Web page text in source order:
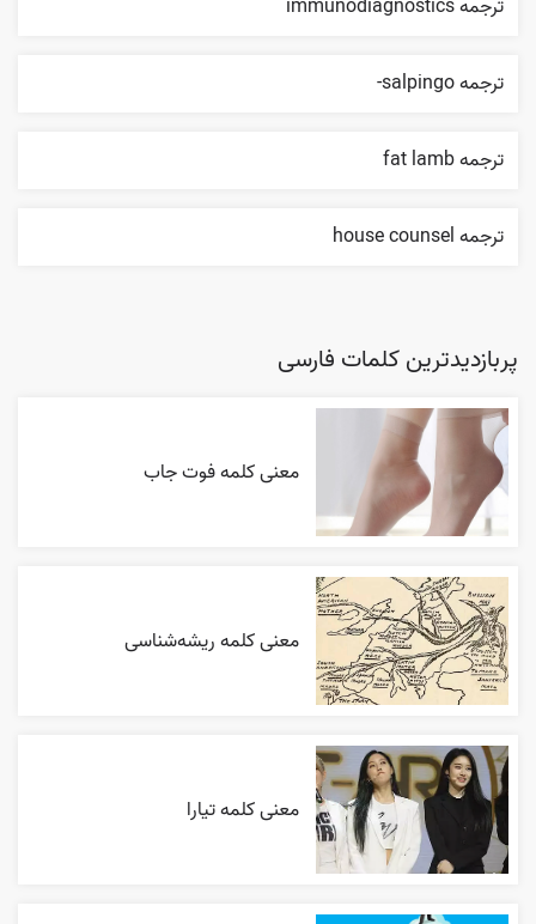
ترجمه immunodiagnostics
ترجمه salpingo-
ترجمه fat lamb
ترجمه house counsel
پربازدیدترین کلمات فارسی
معنی کلمه فوت جاب
معنی کلمه ریشه‌شناسی
معنی کلمه تیارا